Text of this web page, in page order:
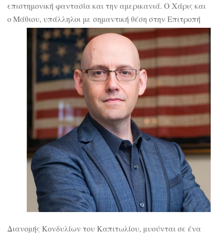
επιστημονική φαντασία και την αμερικανιά. Ο Χάρις και
ο Μάθιου, υπάλληλοι με σημαντική θέση στην Επιτροπή
Διανομής Κονδυλίων του Καπιτωλίου, μυούνται σε ένα